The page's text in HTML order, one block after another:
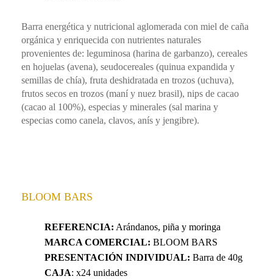
Barra energética y nutricional aglomerada con miel de caña
orgánica y enriquecida con nutrientes naturales
provenientes de: leguminosa (harina de garbanzo), cereales
en hojuelas (avena), seudocereales (quinua expandida y
semillas de chía), fruta deshidratada en trozos (uchuva),
frutos secos en trozos (maní y nuez brasil), nips de cacao
(cacao al 100%), especias y minerales (sal marina y
especias como canela, clavos, anís y jengibre).
BLOOM BARS
REFERENCIA: Arándanos, piña y moringa
MARCA COMERCIAL: BLOOM BARS
PRESENTACIÓN INDIVIDUAL: Barra de 40g
CAJA: x24 unidades